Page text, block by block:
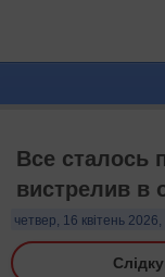
Все сталось
вистрелив в
четвер, 16 квітень